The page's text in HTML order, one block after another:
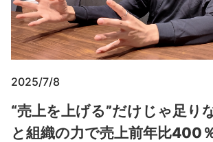
2025/7/8
“売上を上げる”だけじゃ足り
と組織の力で売上前年比400